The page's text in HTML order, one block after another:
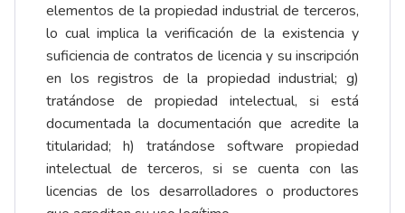
elementos de la propiedad industrial de terceros,
lo cual implica la verificación de la existencia y
suficiencia de contratos de licencia y su inscripción
en los registros de la propiedad industrial; g)
tratándose de propiedad intelectual, si está
documentada la documentación que acredite la
titularidad; h) tratándose software propiedad
intelectual de terceros, si se cuenta con las
licencias de los desarrolladores o productores